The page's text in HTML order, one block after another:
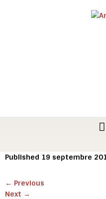
Published 19 septembre
← Previous
Next →